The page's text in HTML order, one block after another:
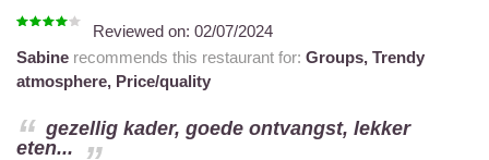
Reviewed on: 02/07/2024
Sabine recommends this restaurant for: Groups, Trendy
atmosphere, Price/quality
gezellig kader, goede ontvangst, lekker
eten...